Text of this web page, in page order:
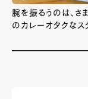
腕を振るうのは、さ
のカレーオタク